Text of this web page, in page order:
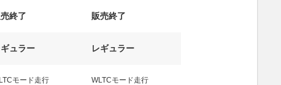
終了 販売終了
ギュラー レギュラー
モード走行 WLTCモード走行